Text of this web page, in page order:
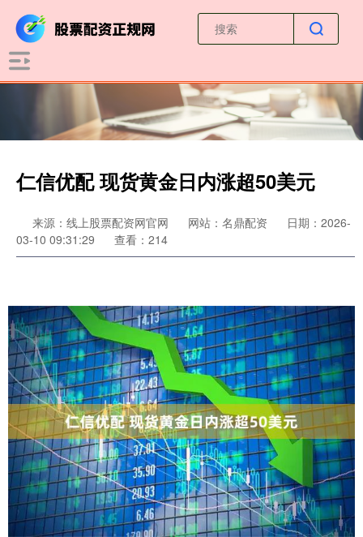
仁信优配 现货黄金日内涨超50美元
来源：线上股票配资网官网 网站：名鼎配资
日期：2026-
03-10 09:31:29
查看：214